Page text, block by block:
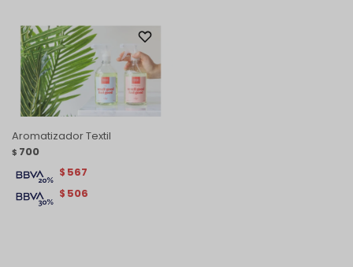
Aromatizador Textil
$ 700
$ 506
$ 567